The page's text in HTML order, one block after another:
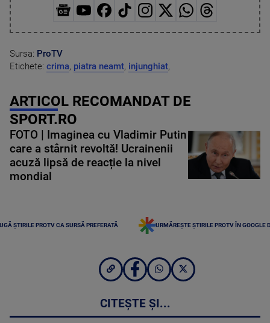
Sursa: ProTV
Etichete: crima, piatra neamt, injunghiat,
ARTICOL RECOMANDAT DE
SPORT.RO
FOTO | Imaginea cu Vladimir Putin
care a stârnit revoltă! Ucrainenii
acuză lipsă de reacție la nivel
mondial
ȘTIRILE PROTV CA SURSĂ PREFERATĂ URMĂREȘTE ȘTIRILE PROTV ÎN GOOGLE
CITEȘTE ȘI...